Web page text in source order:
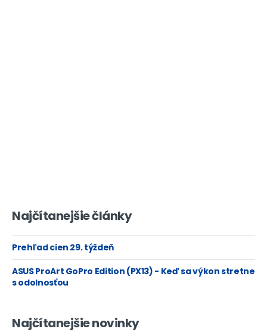
Najčítanejšie články
Prehľad cien 29. týždeň
ASUS ProArt GoPro Edition (PX13) - Keď sa výkon stretne
s odolnosťou
Najčítanejšie novinky